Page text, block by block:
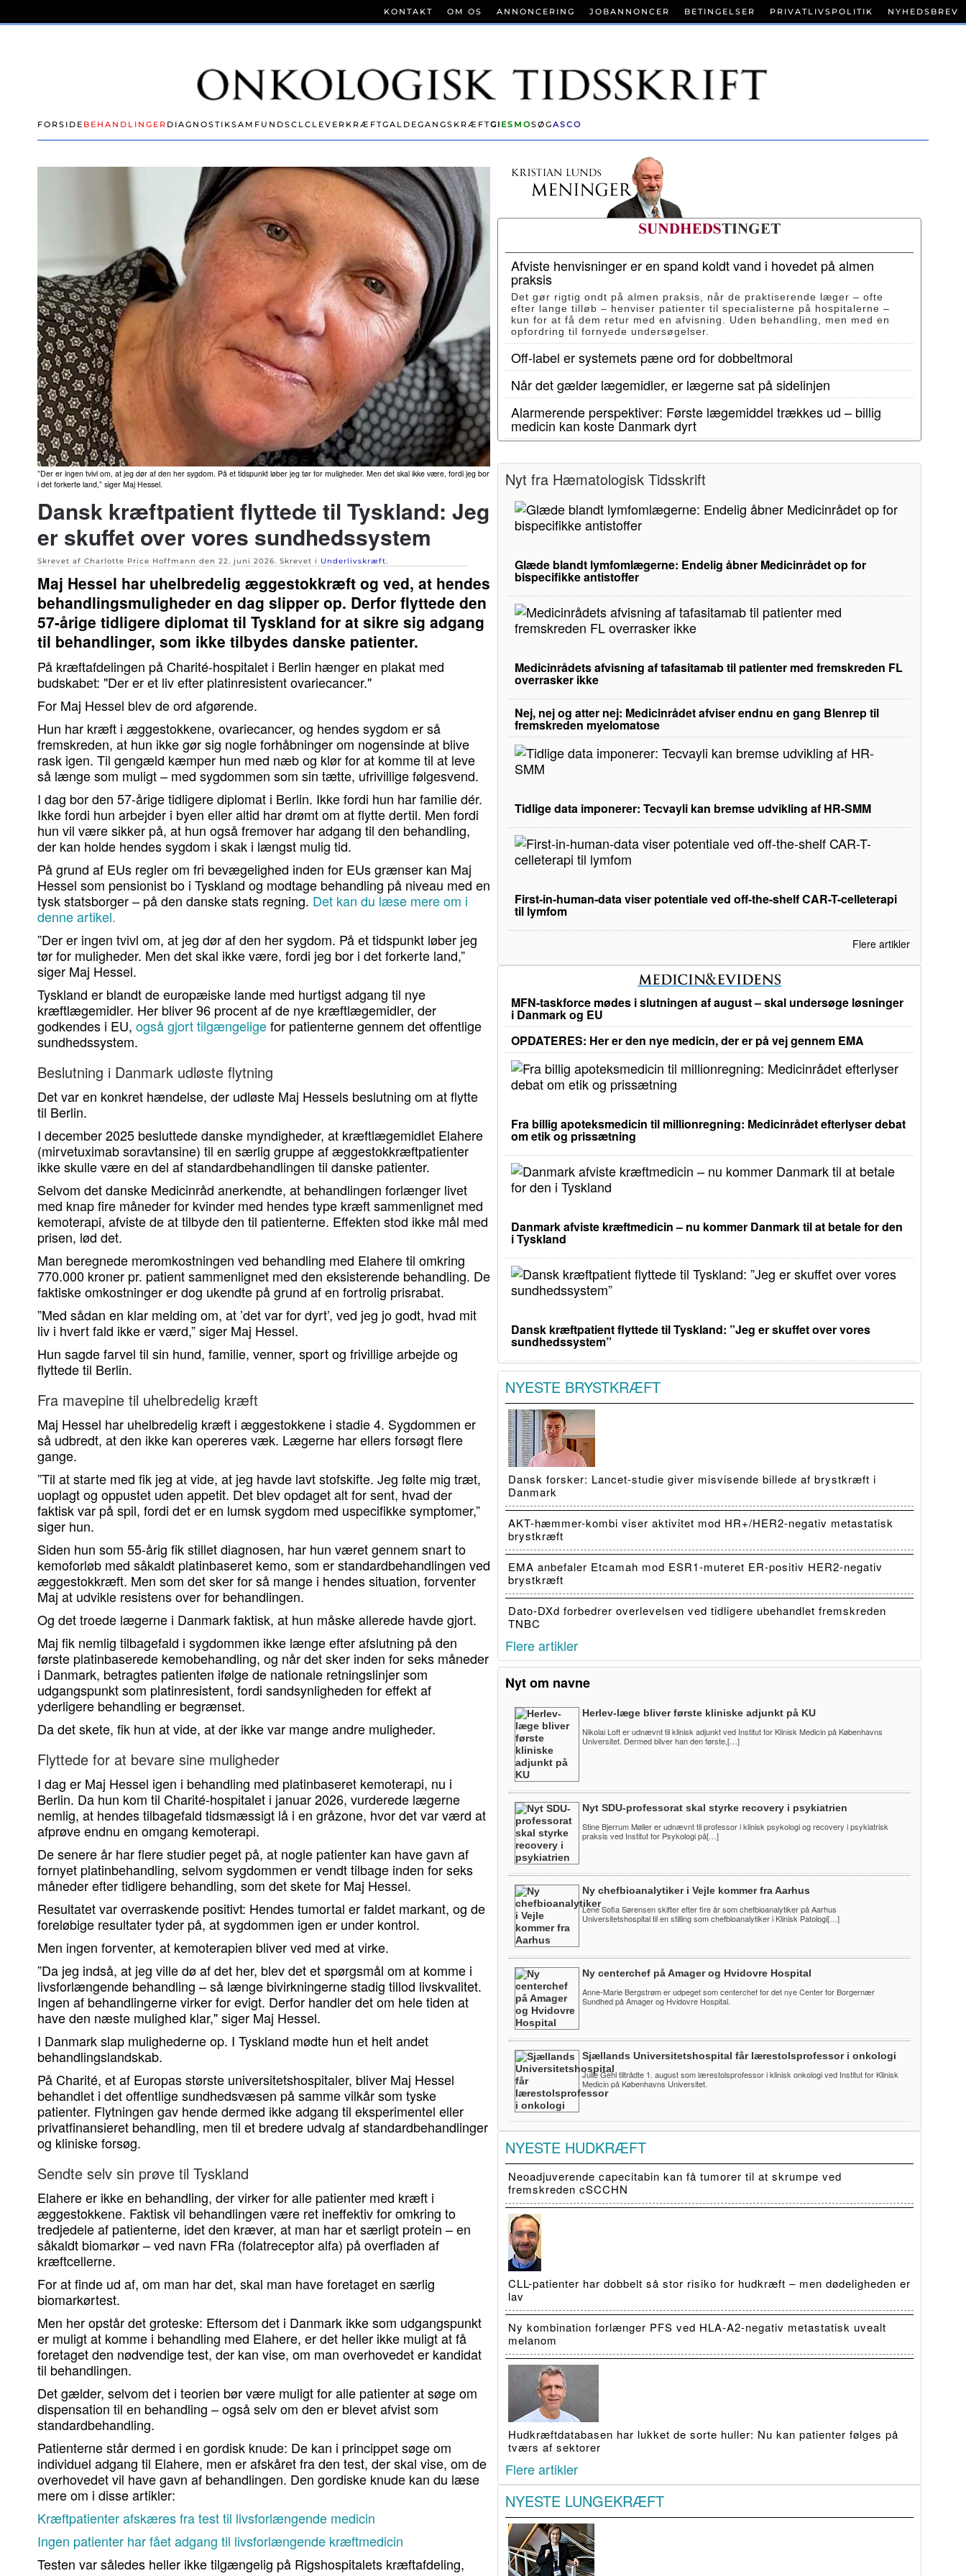
Skip to main content
FORSIDE BEHANDLINGER DIAGNOSTIKSAMFUNDSCLC LEVERKRÆFTGALDEGANGSKRÆFTGI ESMOSØGASCO
KONTAKT OM OS ANNONCERING JOBANNONCER BETINGELSER PRIVATLIVSPOLITIK NYHEDSBREV
”Der er ingen tvivl om, at jeg dør af den her sygdom. På et tidspunkt løber jeg tør for muligheder. Men det skal ikke være, fordi jeg bor
i det forkerte land,” siger Maj Hessel.
Dansk kræftpatient flyttede til Tyskland: Jeg
er skuffet over vores sundhedssystem
Skrevet af Charlotte Price Hoffmann den 22. juni 2026. Skrevet i Underlivskræft.
Maj Hessel har uhelbredelig æggestokkræft og ved, at hendes
behandlingsmuligheder en dag slipper op. Derfor flyttede den
57-årige tidligere diplomat til Tyskland for at sikre sig adgang
til behandlinger, som ikke tilbydes danske patienter.
På kræftafdelingen på Charité-hospitalet i Berlin hænger en plakat med
budskabet: "Der er et liv efter platinresistent ovariecancer."
For Maj Hessel blev de ord afgørende.
Hun har kræft i æggestokkene, ovariecancer, og hendes sygdom er så
fremskreden, at hun ikke gør sig nogle forhåbninger om nogensinde at blive
rask igen. Til gengæld kæmper hun med næb og klør for at komme til at leve
så længe som muligt – med sygdommen som sin tætte, ufrivillige følgesvend.
I dag bor den 57-årige tidligere diplomat i Berlin. Ikke fordi hun har familie dér.
Ikke fordi hun arbejder i byen eller altid har drømt om at flytte dertil. Men fordi
hun vil være sikker på, at hun også fremover har adgang til den behandling,
der kan holde hendes sygdom i skak i længst mulig tid.
På grund af EUs regler om fri bevægelighed inden for EUs grænser kan Maj
Hessel som pensionist bo i Tyskland og modtage behandling på niveau med en
tysk statsborger – på den danske stats regning. Det kan du læse mere om i
denne artikel.
”Der er ingen tvivl om, at jeg dør af den her sygdom. På et tidspunkt løber jeg
tør for muligheder. Men det skal ikke være, fordi jeg bor i det forkerte land,”
siger Maj Hessel.
Tyskland er blandt de europæiske lande med hurtigst adgang til nye
kræftlægemidler. Her bliver 96 procent af de nye kræftlægemidler, der
godkendes i EU, også gjort tilgængeligefor patienterne gennem det offentlige
sundhedssystem.
Beslutning i Danmark udløste flytning
Det var en konkret hændelse, der udløste Maj Hessels beslutning om at flytte
til Berlin.
I december 2025 besluttede danske myndigheder, at kræftlægemidlet Elahere
(mirvetuximab soravtansine) til en særlig gruppe af æggestokkræftpatienter
ikke skulle være en del af standardbehandlingen til danske patienter.
Selvom det danske Medicinråd anerkendte, at behandlingen forlænger livet
med knap fire måneder for kvinder med hendes type kræft sammenlignet med
kemoterapi, afviste de at tilbyde den til patienterne. Effekten stod ikke mål med
prisen, lød det.
Man beregnede meromkostningen ved behandling med Elahere til omkring
770.000 kroner pr. patient sammenlignet med den eksisterende behandling. De
faktiske omkostninger er dog ukendte på grund af en fortrolig prisrabat.
”Med sådan en klar melding om, at ’det var for dyrt’, ved jeg jo godt, hvad mit
liv i hvert fald ikke er værd,” siger Maj Hessel.
Hun sagde farvel til sin hund, familie, venner, sport og frivillige arbejde og
flyttede til Berlin.
Fra mavepine til uhelbredelig kræft
Maj Hessel har uhelbredelig kræft i æggestokkene i stadie 4. Sygdommen er
så udbredt, at den ikke kan opereres væk. Lægerne har ellers forsøgt flere
gange.
”Til at starte med fik jeg at vide, at jeg havde lavt stofskifte. Jeg følte mig træt,
uoplagt og oppustet uden appetit. Det blev opdaget alt for sent, hvad der
faktisk var på spil, fordi det er en lumsk sygdom med uspecifikke symptomer,”
siger hun.
Siden hun som 55-årig fik stillet diagnosen, har hun været gennem snart to
kemoforløb med såkaldt platinbaseret kemo, som er standardbehandlingen ved
æggestokkræft. Men som det sker for så mange i hendes situation, forventer
Maj at udvikle resistens over for behandlingen.
Og det troede lægerne i Danmark faktisk, at hun måske allerede havde gjort.
Maj fik nemlig tilbagefald i sygdommen ikke længe efter afslutning på den
første platinbaserede kemobehandling, og når det sker inden for seks måneder
i Danmark, betragtes patienten ifølge de nationale retningslinjer som
udgangspunkt som platinresistent, fordi sandsynligheden for effekt af
yderligere behandling er begrænset.
Da det skete, fik hun at vide, at der ikke var mange andre muligheder.
Flyttede for at bevare sine muligheder
I dag er Maj Hessel igen i behandling med platinbaseret kemoterapi, nu i
Berlin. Da hun kom til Charité-hospitalet i januar 2026, vurderede lægerne
nemlig, at hendes tilbagefald tidsmæssigt lå i en gråzone, hvor det var værd at
afprøve endnu en omgang kemoterapi.
De senere år har flere studier peget på, at nogle patienter kan have gavn af
fornyet platinbehandling, selvom sygdommen er vendt tilbage inden for seks
måneder efter tidligere behandling, som det skete for Maj Hessel.
Resultatet var overraskende positivt: Hendes tumortal er faldet markant, og de
foreløbige resultater tyder på, at sygdommen igen er under kontrol.
Men ingen forventer, at kemoterapien bliver ved med at virke.
”Da jeg indså, at jeg ville dø af det her, blev det et spørgsmål om at komme i
livsforlængende behandling – så længe bivirkningerne stadig tillod livskvalitet.
Ingen af behandlingerne virker for evigt. Derfor handler det om hele tiden at
have den næste mulighed klar," siger Maj Hessel.
I Danmark slap mulighederne op. I Tyskland mødte hun et helt andet
behandlingslandskab.
På Charité, et af Europas største universitetshospitaler, bliver Maj Hessel
behandlet i det offentlige sundhedsvæsen på samme vilkår som tyske
patienter. Flytningen gav hende dermed ikke adgang til eksperimentel eller
privatfinansieret behandling, men til et bredere udvalg af standardbehandlinger
og kliniske forsøg.
Sendte selv sin prøve til Tyskland
Elahere er ikke en behandling, der virker for alle patienter med kræft i
æggestokkene. Faktisk vil behandlingen være ret ineffektiv for omkring to
tredjedele af patienterne, idet den kræver, at man har et særligt protein – en
såkaldt biomarkør – ved navn FRa (folatreceptor alfa) på overfladen af
kræftcellerne.
For at finde ud af, om man har det, skal man have foretaget en særlig
biomarkørtest.
Men her opstår det groteske: Eftersom det i Danmark ikke som udgangspunkt
er muligt at komme i behandling med Elahere, er det heller ikke muligt at få
foretaget den nødvendige test, der kan vise, om man overhovedet er kandidat
til behandlingen.
Det gælder, selvom det i teorien bør være muligt for alle patienter at søge om
dispensation til en behandling – også selv om den er blevet afvist som
standardbehandling.
Patienterne står dermed i en gordisk knude: De kan i princippet søge om
individuel adgang til Elahere, men er afskåret fra den test, der skal vise, om de
overhovedet vil have gavn af behandlingen. Den gordiske knude kan du læse
mere om i disse artikler:
Kræftpatienter afskæres fra test til livsforlængende medicin
Ingen patienter har fået adgang til livsforlængende kræftmedicin
Testen var således heller ikke tilgængelig på Rigshospitalets kræftafdeling,
Afviste henvisninger er en spand koldt vand i hovedet på almen
praksis
Det gør rigtig ondt på almen praksis, når de praktiserende læger – ofte
efter lange tilløb – henviser patienter til specialisterne på hospitalerne –
kun for at få dem retur med en afvisning. Uden behandling, men med en
opfordring til fornyede undersøgelser.
Off-label er systemets pæne ord for dobbeltmoral
Når det gælder lægemidler, er lægerne sat på sidelinjen
Alarmerende perspektiver: Første lægemiddel trækkes ud – billig
medicin kan koste Danmark dyrt
Nyt fra Hæmatologisk Tidsskrift
Glæde blandt lymfomlægerne: Endelig åbner Medicinrådet op for
bispecifikke antistoffer
Medicinrådets afvisning af tafasitamab til patienter med fremskreden FL
overrasker ikke
Nej, nej og atter nej: Medicinrådet afviser endnu en gang Blenrep til
fremskreden myelomatose
Tidlige data imponerer: Tecvayli kan bremse udvikling af HR-SMM
First-in-human-data viser potentiale ved off-the-shelf CAR-T-celleterapi
til lymfom
Flere artikler
MFN-taskforce mødes i slutningen af august – skal undersøge løsninger
i Danmark og EU
OPDATERES: Her er den nye medicin, der er på vej gennem EMA
Fra billig apoteksmedicin til millionregning: Medicinrådet efterlyser debat
om etik og prissætning
Danmark afviste kræftmedicin – nu kommer Danmark til at betale for den
i Tyskland
Dansk kræftpatient flyttede til Tyskland: ”Jeg er skuffet over vores
sundhedssystem”
NYESTE BRYSTKRÆFT
Dansk forsker: Lancet-studie giver misvisende billede af brystkræft i
Danmark
AKT-hæmmer-kombi viser aktivitet mod HR+/HER2-negativ metastatisk
brystkræft
EMA anbefaler Etcamah mod ESR1-muteret ER-positiv HER2-negativ
brystkræft
Dato-DXd forbedrer overlevelsen ved tidligere ubehandlet fremskreden
TNBC
Flere artikler
Nyt om navne
Herlev-læge bliver første kliniske adjunkt på KU
Nikolai Loft er udnævnt til klinisk adjunkt ved Institut for Klinisk Medicin på Københavns
Universitet. Dermed bliver han den første,[…]
Nyt SDU-professorat skal styrke recovery i psykiatrien
Stine Bjerrum Møller er udnævnt til professor i klinisk psykologi og recovery i psykiatrisk
praksis ved Institut for Psykologi på[…]
Ny chefbioanalytiker i Vejle kommer fra Aarhus
Lene Sofia Sørensen skifter efter fire år som chefbioanalytiker på Aarhus
Universitetshospital til en stilling som chefbioanalytiker i Klinisk Patologi[…]
Ny centerchef på Amager og Hvidovre Hospital
Anne-Marie Bergstrøm er udpeget som centerchef for det nye Center for Borgernær
Sundhed på Amager og Hvidovre Hospital.
Sjællands Universitetshospital får lærestolsprofessor i onkologi
Julie Gehl tiltrådte 1. august som lærestolsprofessor i klinisk onkologi ved Institut for Klinisk
Medicin på Københavns Universitet.
NYESTE HUDKRÆFT
Neoadjuverende capecitabin kan få tumorer til at skrumpe ved
fremskreden cSCCHN
CLL-patienter har dobbelt så stor risiko for hudkræft – men dødeligheden er
lav
Ny kombination forlænger PFS ved HLA-A2-negativ metastatisk uvealt
melanom
Hudkræftdatabasen har lukket de sorte huller: Nu kan patienter følges på
tværs af sektorer
Flere artikler
NYESTE LUNGEKRÆFT